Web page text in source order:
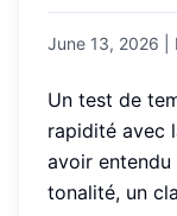
June 13, 2026 |
Un test de
rapidité avec
avoir entendu
tonalité, un